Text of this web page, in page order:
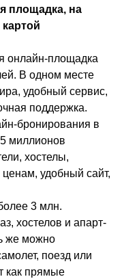
площадка, на
онлайн-площадка
В одном месте
удобный сервис,
поддержка.
бронирования в
миллионов
хостелы,
удобный сайт,
3 млн.
хостелов и апарт-
же можно
поезд или
как прямые